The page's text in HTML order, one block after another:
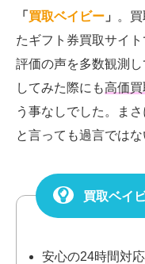
「 買取ベイビー 」
。
たギフト券買取サイ
評価の声を多数観測
してみた際にも高価
う事なしでした。ま
と言っても過言ではな
買取ベイ
安心の24時間対応